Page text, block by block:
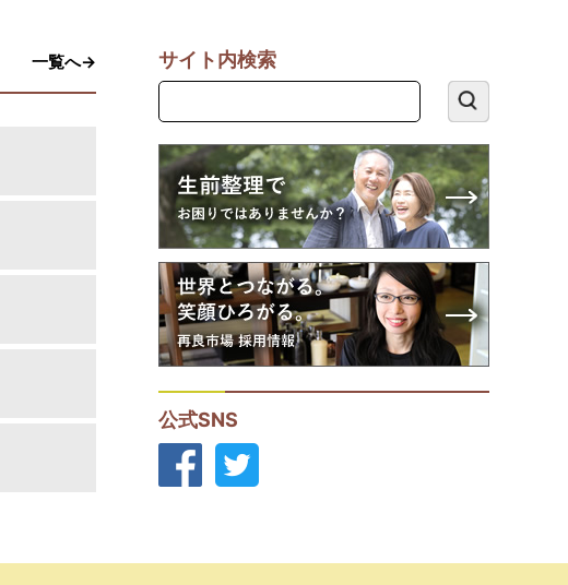
一覧へ→ サイト内検索
公式SNS